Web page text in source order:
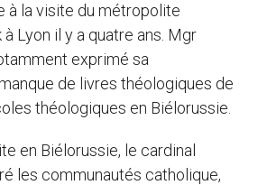
à la visite du métropolite
Lyon il y a quatre ans. Mgr
exprimé sa
de livres théologiques de
théologiques en Biélorussie.
en Biélorussie, le cardinal
les communautés catholique,